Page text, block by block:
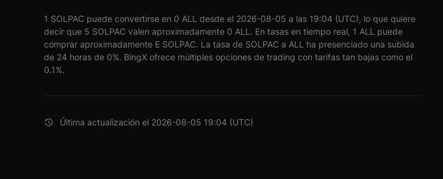
1 SOLPAC puede convertirse en 0 ALL desde el 2026-08-05 a las 19:04 (UTC), lo que quiere
decir que 5 SOLPAC valen aproximadamente 0 ALL. En tasas en tiempo real, 1 ALL puede
comprar aproximadamente E SOLPAC. La tasa de SOLPAC a ALL ha presenciado una subida
de 24 horas de 0%. BingX ofrece múltiples opciones de trading con tarifas tan bajas como el
0.1%.
Última actualización el 2026-08-05 19:04 (UTC)